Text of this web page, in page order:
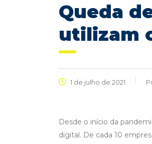
Queda
utilizam
1 de julho de 2021
Desde o início da
digital. De cada 10